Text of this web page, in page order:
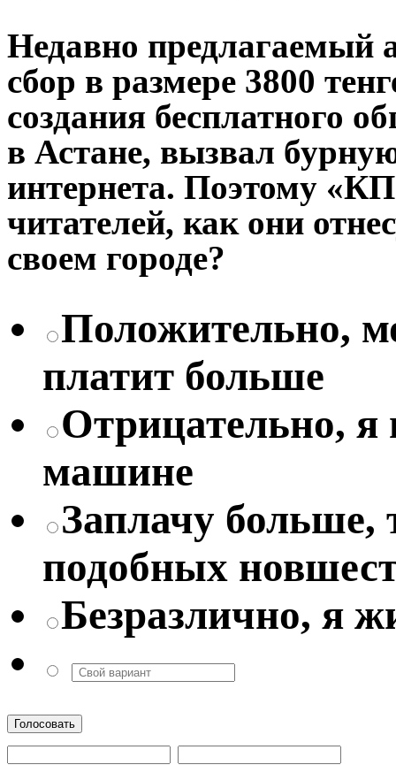
Недавно
сбор в размере 3800
создания бесплатного
в Астане, вызвал
интернета. Поэтому
читателей, как они
своем городе?
Положительно,
платит больше
Отрицательно,
машине
Заплачу больше,
подобных
Безразлично, я
Голосовать